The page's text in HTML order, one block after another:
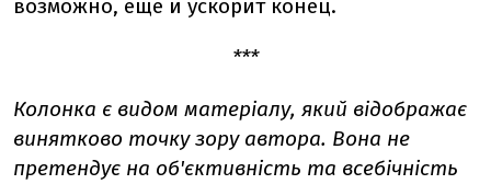
возможно, еще и ускорит конец.
***
Колонка є видом матеріалу, який відображає
винятково точку зору автора. Вона не
претендує на об'єктивність та всебічність